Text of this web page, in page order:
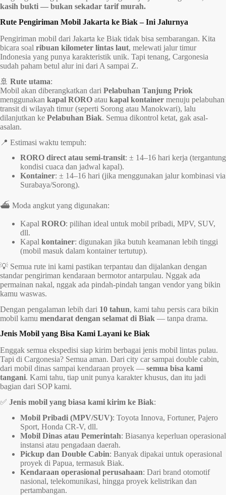
kasih bukti — bukan sekadar tarif murah.
Rute Pengiriman Mobil Jakarta ke Biak – Ini Jalurnya
Pengiriman mobil dari Jakarta ke Biak tidak bisa sembarangan. Kita
bicara soal ribuan kilometer lintas laut, melewati jalur timur
Indonesia yang punya karakteristik unik. Tapi tenang, Cargonesia
sudah paham betul alur ini dari A sampai Z.
🚢 Rute utama:
Mobil akan diberangkatkan dari Pelabuhan Tanjung Priok
menggunakan kapal RORO atau kapal kontainer menuju pelabuhan
transit di wilayah timur (seperti Sorong atau Manokwari), lalu
dilanjutkan ke Pelabuhan Biak. Semua dikontrol ketat, gak asal-
asalan.
📍 Estimasi waktu tempuh:
RORO direct atau semi-transit: ± 14–16 hari kerja (tergantung
kondisi cuaca dan jadwal kapal).
Kontainer: ± 14–16 hari (jika menggunakan jalur kombinasi via
Surabaya/Sorong).
⛴ Moda angkut yang digunakan:
Kapal RORO: pilihan ideal untuk mobil pribadi, MPV, SUV,
dll.
Kapal kontainer: digunakan jika butuh keamanan lebih tinggi
(mobil masuk dalam kontainer tertutup).
💡 Semua rute ini kami pastikan terpantau dan dijalankan dengan
standar pengiriman kendaraan bermotor antarpulau. Nggak ada
permainan nakal, nggak ada pindah-pindah tangan vendor yang bikin
kamu waswas.
Dengan pengalaman lebih dari 10 tahun, kami tahu persis cara bikin
mobil kamu mendarat dengan selamat di Biak — tanpa drama.
Jenis Mobil yang Bisa Kami Layani ke Biak
Enggak semua ekspedisi siap kirim berbagai jenis mobil lintas pulau.
Tapi di Cargonesia? Semua aman. Dari city car sampai double cabin,
dari mobil dinas sampai kendaraan proyek — semua bisa kami
tangani. Kami tahu, tiap unit punya karakter khusus, dan itu jadi
bagian dari SOP kami.
✅ Jenis mobil yang biasa kami kirim ke Biak:
Mobil Pribadi (MPV/SUV): Toyota Innova, Fortuner, Pajero
Sport, Honda CR-V, dll.
Mobil Dinas atau Pemerintah: Biasanya keperluan operasional
instansi atau pengadaan daerah.
Pickup dan Double Cabin: Banyak dipakai untuk operasional
proyek di Papua, termasuk Biak.
Kendaraan operasional perusahaan: Dari brand otomotif
nasional, telekomunikasi, hingga proyek kelistrikan dan
pertambangan.